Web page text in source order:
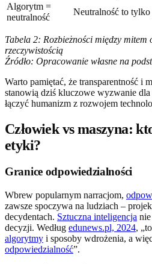
Algorytm =
neutralność
Neutralność to tylko
Tabela 2: Rozbieżności między mitem
rzeczywistością
Źródło: Opracowanie własne na
Warto pamiętać, że transparentność i
stanowią dziś kluczowe wyzwanie
łączyć humanizm z rozwojem
Człowiek vs maszyna:
etyki?
Granice odpowiedzialności
Wbrew popularnym narracjom,
zawsze spoczywa na ludziach –
decydentach. Sztuczna inteligencja
decyzji. Według edunews.pl, 2024,
algorytmy i sposoby wdrożenia, a
odpowiedzialność”.